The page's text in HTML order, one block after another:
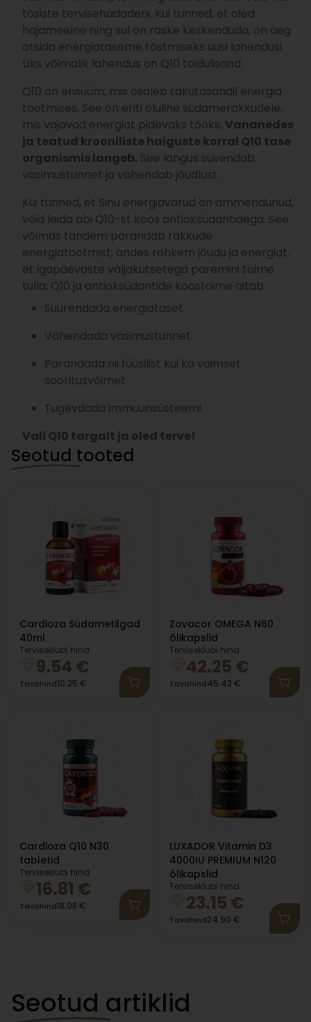
Seotud tooted
Cardioza Südametilgad
40ml
Terviseklubi hind:
9.54 €
Tavahind10.25 €
Zovacor OMEGA N60
õlikapslid
Terviseklubi hind:
42.25 €
Tavahind45.42 €
Cardioza Q10 N30
tabletid
Terviseklubi hind:
16.81 €
Tavahind18.08 €
LUXADOR Vitamin D3
4000IU PREMIUM N120
õlikapslid
Terviseklubi hind:
23.15 €
Tavahind24.90 €
tõsiste tervisehädadeni. Kui tunned, et oled
hajameelne ning sul on raske keskenduda, on aeg
otsida energiataseme tõstmiseks uusi lahendusi.
Üks võimalik lahendus on Q10 toidulisand.
Q10 on ensüüm, mis osaleb rakutasandil energia
tootmises. See on eriti oluline südamerakkudele,
mis vajavad energiat pidevaks tööks. Vananedes
ja teatud krooniliste haiguste korral Q10 tase
organismis langeb. See langus süvendab
väsimustunnet ja vähendab jõudlust.
Kui tunned, et Sinu energiavarud on ammendunud,
võid leida abi Q10-st koos antioksüdantidega. See
võimas tandem parandab rakkude
energiatootmist, andes rohkem jõudu ja energiat,
et igapäevaste väljakutsetega paremini toime
tulla. Q10 ja antioksüdantide koostoime aitab:
Suurendada energiataset
Vähendada väsimustunnet
Parandada nii füüsilist kui ka vaimset
sooritusvõimet
Tugevdada immuunsüsteemi.
Vali Q10 targalt ja oled terve!
Seotud artiklid